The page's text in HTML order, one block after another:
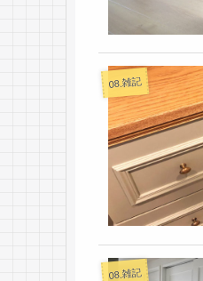
08.雑記
08.雑記